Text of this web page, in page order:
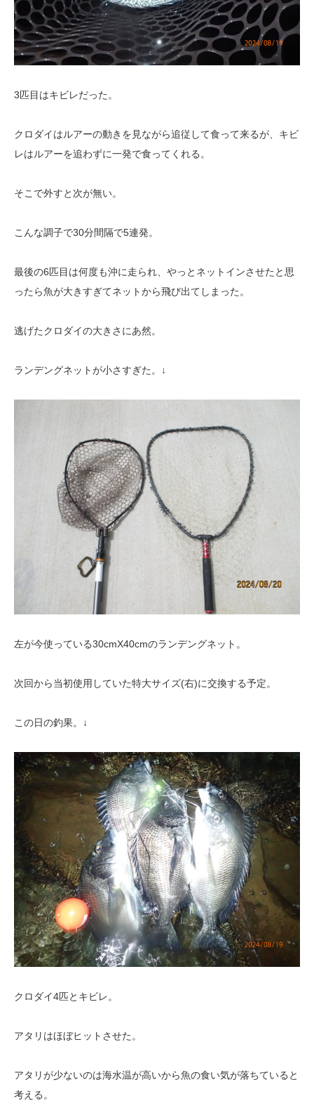
3匹目はキビレだった。
クロダイはルアーの動きを見ながら追従して食って来るが、キビ
レはルアーを追わずに一発で食ってくれる。
そこで外すと次が無い。
こんな調子で30分間隔で5連発。
最後の6匹目は何度も沖に走られ、やっとネットインさせたと思
ったら魚が大きすぎてネットから飛び出てしまった。
逃げたクロダイの大きさにあ然。
ランデングネットが小さすぎた。↓
左が今使っている30cmX40cmのランデングネット。
次回から当初使用していた特大サイズ(右)に交換する予定。
この日の釣果。↓
クロダイ4匹とキビレ。
アタリはほぼヒットさせた。
アタリが少ないのは海水温が高いから魚の食い気が落ちていると
考える。